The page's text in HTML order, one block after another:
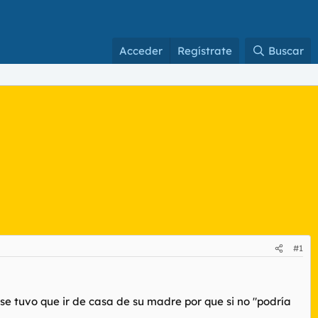
Acceder Regístrate Buscar
#1
tuvo que ir de casa de su madre por que si no "podría